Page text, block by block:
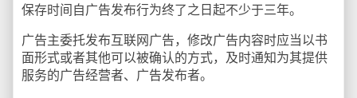
保存时间自广告发布行为终了之日起不少于三年。
广告主委托发布互联网广告，修改广告内容时应当以书
面形式或者其他可以被确认的方式，及时通知为其提供
服务的广告经营者、广告发布者。